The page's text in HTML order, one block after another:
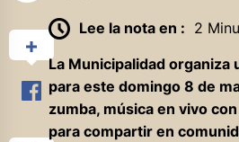
Lee la nota en : 2
La Municipalidad organiza
para este domingo 8 de
zumba, música en vivo
para compartir en